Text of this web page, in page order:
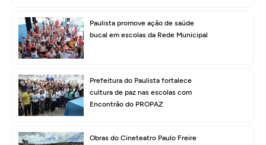
Paulista promove ação de saúde
bucal em escolas da Rede Municipal
Prefeitura do Paulista fortalece
cultura de paz nas escolas com
Encontrão do PROPAZ
Obras do Cineteatro Paulo Freire